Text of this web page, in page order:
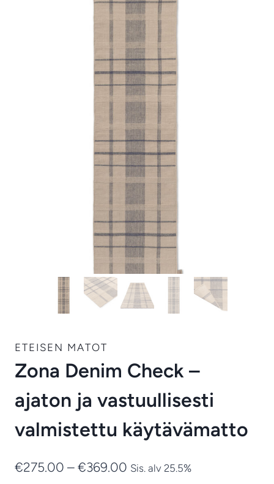
ETEISEN MATOT
Zona Denim Check –
ajaton ja vastuullisesti
valmistettu käytävämatto
€275.00 – €369.00 Hintaluokka:
Sis. alv 25.5%